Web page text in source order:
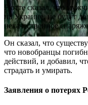
Рютте сказал, что
на Украине, не будут
некачественное
Он сказал, что
что новобранцы
действий, и добавил,
страдать и умирать.
Заявления о потерях